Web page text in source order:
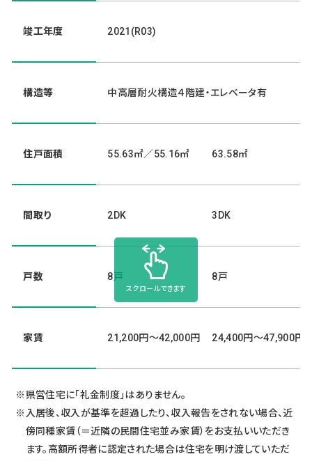
竣工年度 2021(R03)
構造等 中高層耐火構造４階建・エレベータ有
住戸面積 55.63㎡／55.16㎡ 63.58㎡
間取り 2DK 3DK
戸数 8戸 8戸
家賃 21,200円～42,000円 24,400円～47,900円
スクロールできます
県営住宅に「礼金制度」はありません。
入居後、収入が基準を超過したり、収入報告をされない場合、近
傍同種家賃（＝近隣の民間住宅並み家賃）をお支払いいただき
ます。高額所得者に認定された場合は住宅を明け渡していただ